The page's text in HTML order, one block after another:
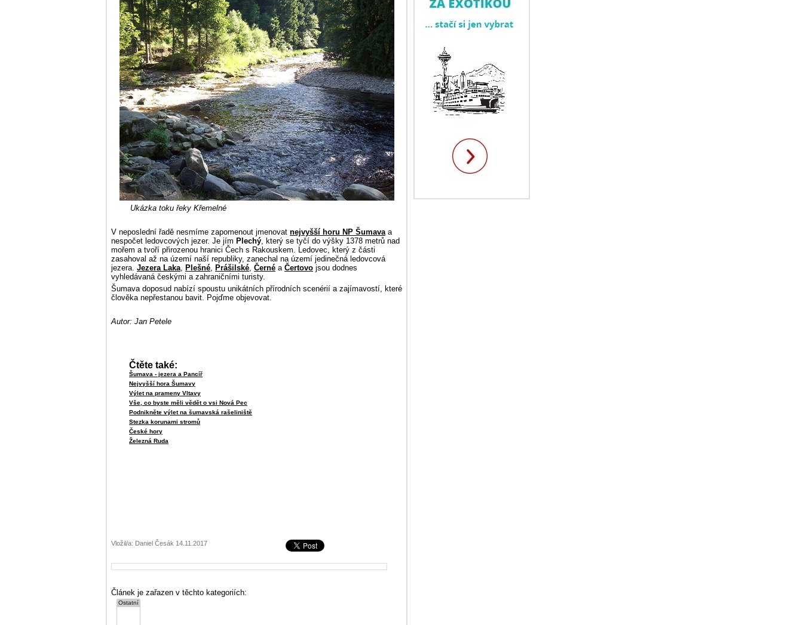
Ukázka toku řeky Křemelné
V neposlední řadě nesmíme zapomenout jmenovat nejvyšší horu NP Šumavaa
nespočet ledovcových jezer. Je jím Plechý, který se tyčí do výšky 1378 metrů nad
mořem a tvoří přirozenou hranici Čech s Rakouskem. Ledovec, který z části
zasahoval až na území naší republiky, zanechal na území jedinečná ledovcová
jezera. Jezera Laka, Plešné, Prášilské, Černé a Čertovo jsou dodnes
vyhledávaná českými a zahraničními turisty.
Šumava doposud nabízí spoustu unikátních přírodních scenérií a zajímavostí, které
člověka nepřestanou bavit. Pojďme objevovat.
Autor: Jan Petele
Čtěte také:
Šumava - jezera a Pancíř
Nejvyšší hora Šumavy
Výlet na prameny Vltavy
Vše, co byste měli vědět o vsi Nová Pec
Podnikněte výlet na šumavská rašeliniště
Stezka korunami stromů
České hory
Železná Ruda
Vložil/a: Daniel Česák 14.11.2017
Článek je zařazen v těchto kategoriích: